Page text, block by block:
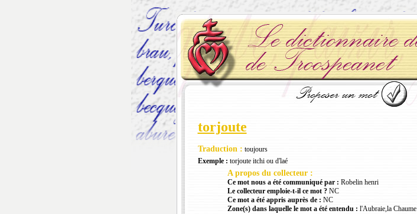
torjoute
Traduction : toujours
Exemple : torjoute itchi ou d'laé
A propos du collecteur :
Ce mot nous a été communiqué par : Robelin henri
Le collecteur emploie-t-il ce mot ?NC
Ce mot a été appris auprès de : NC
Zone(s) dans laquelle le mot a été entendu : l'Aubraie,la Chaume